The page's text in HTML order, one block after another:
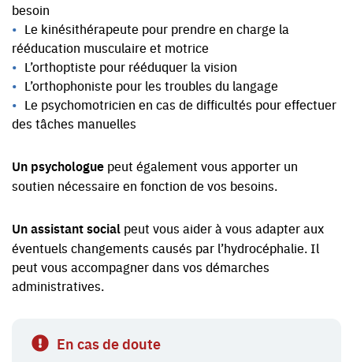
besoin
Le kinésithérapeute pour prendre en charge la
rééducation musculaire et motrice
L’orthoptiste pour rééduquer la vision
L’orthophoniste pour les troubles du langage
Le psychomotricien en cas de difficultés pour effectuer
des tâches manuelles
Un psychologue peut également vous apporter un
soutien nécessaire en fonction de vos besoins.
Un assistant social peut vous aider à vous adapter aux
éventuels changements causés par l’hydrocéphalie. Il
peut vous accompagner dans vos démarches
administratives.
En cas de doute